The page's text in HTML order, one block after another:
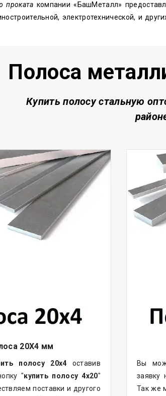
проката компании «БашМеталл»
электротехнической, и
Полоса
Купить полосу стальную о
20Х4 мм
полосу 20х4 оставив
"купить полосу 4х20"
поставки и другого
Вы
заявку
Так же